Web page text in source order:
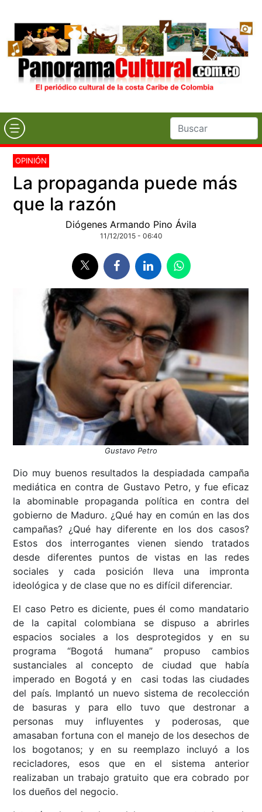
OPINIÓN
La propaganda puede más
que la razón
Diógenes Armando Pino Ávila
11/12/2015 - 06:40
Gustavo Petro
Dio muy buenos resultados la despiadada campaña
mediática en contra de Gustavo Petro, y fue eficaz
la abominable propaganda política en contra del
gobierno de Maduro. ¿Qué hay en común en las dos
campañas? ¿Qué hay diferente en los dos casos?
Estos dos interrogantes vienen siendo tratados
desde diferentes puntos de vistas en las redes
sociales y cada posición lleva una impronta
ideológica y de clase que no es difícil diferenciar.
El caso Petro es diciente, pues él como mandatario
de la capital colombiana se dispuso a abrirles
espacios sociales a los desprotegidos y en su
programa “Bogotá humana” propuso cambios
sustanciales al concepto de ciudad que había
imperado en Bogotá y en casi todas las ciudades
del país. Implantó un nuevo sistema de recolección
de basuras y para ello tuvo que destronar a
personas muy influyentes y poderosas, que
amasaban fortuna con el manejo de los desechos de
los bogotanos; y en su reemplazo incluyó a los
recicladores, esos que en el sistema anterior
realizaban un trabajo gratuito que era cobrado por
los dueños del negocio.